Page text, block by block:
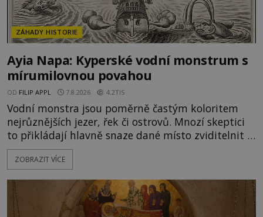
ZÁHADY HISTORIE
Ayia Napa: Kyperské vodní monstrum s
mírumilovnou povahou
OD FILIP APPL 7.8.2026 4.2TIS
Vodní monstra jsou poměrně častým koloritem
nejrůznějších jezer, řek či ostrovů. Mnozí skeptici
to přikládají hlavně snaze dané místo zviditelnit a
přitáhnout k němu pozornost záhadám
nakloněných turistů. Je to také případ kyperského
legendami o něm ukrývat nějaký pravdivý základ?
V blízkosti Mysu Greco, jak se přez
ZOBRAZIT VÍCE